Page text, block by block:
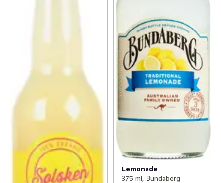
Lemonade
375 ml, Bundaberg